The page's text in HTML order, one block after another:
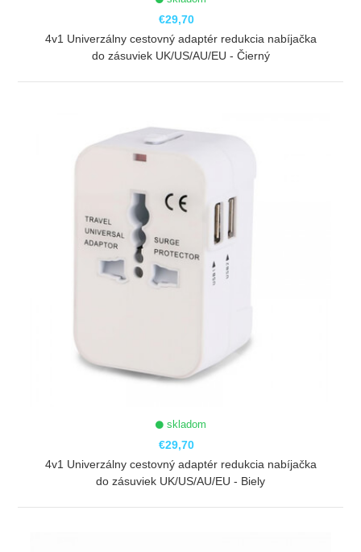
€29,70
4v1 Univerzálny cestovný adaptér redukcia nabíjačka
do zásuviek UK/US/AU/EU - Čierný
skladom
€29,70
4v1 Univerzálny cestovný adaptér redukcia nabíjačka
do zásuviek UK/US/AU/EU - Biely